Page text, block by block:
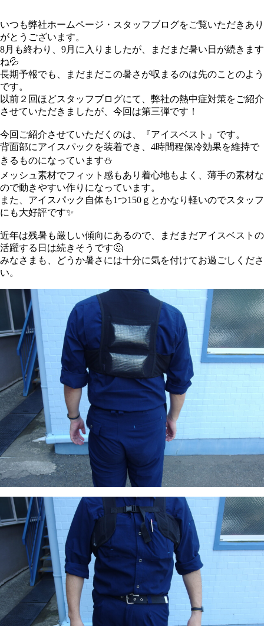
いつも弊社ホームページ・スタッフブログをご覧いただきあり
がとうございます。
8月も終わり、9月に入りましたが、まだまだ暑い日が続きます
ね💦
長期予報でも、まだまだこの暑さが収まるのは先のことのよう
です。
以前２回ほどスタッフブログにて、弊社の熱中症対策をご紹介
させていただきましたが、今回は第三弾です！
今回ご紹介させていただくのは、『アイスベスト』です。
背面部にアイスパックを装着でき、4時間程保冷効果を維持で
きるものになっています⛄
メッシュ素材でフィット感もあり着心地もよく、薄手の素材な
ので動きやすい作りになっています。
また、アイスパック自体も1つ150ｇとかなり軽いのでスタッフ
にも大好評です✨
近年は残暑も厳しい傾向にあるので、まだまだアイスベストの
活躍する日は続きそうです🤔
みなさまも、どうか暑さには十分に気を付けてお過ごしくださ
い。